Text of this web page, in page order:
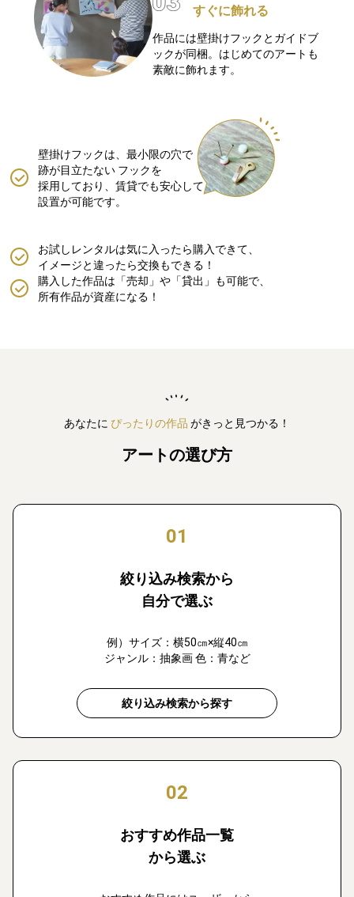
すぐに飾れる
作品には壁掛けフックとガイドブ
ックが同梱。はじめてのアートも
素敵に飾れます。
壁掛けフックは、最小限の穴で
跡が目立たない フックを
採用しており、賃貸でも安心して
設置が可能です。
購入した作品は「売却」や「貸出」も可能で、
所有作品が資産になる！
お試しレンタルは気に入ったら購入できて、
イメージと違ったら交換もできる！
あなたに ぴったりの作品 がきっと見つかる！
アートの選び方
01
絞り込み検索から
自分で選ぶ
例）サイズ：横50㎝×縦40㎝
ジャンル：抽象画 色：青など
絞り込み検索から探す
02
おすすめ作品一覧
から選ぶ